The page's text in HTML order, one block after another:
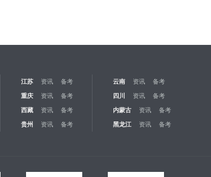
江苏 资讯 备考 云南 资讯
备考
重庆 资讯 备考 四川 资讯
备考
西藏 资讯 备考 内蒙古 资讯
备考
贵州 资讯 备考 黑龙江 资讯
备考